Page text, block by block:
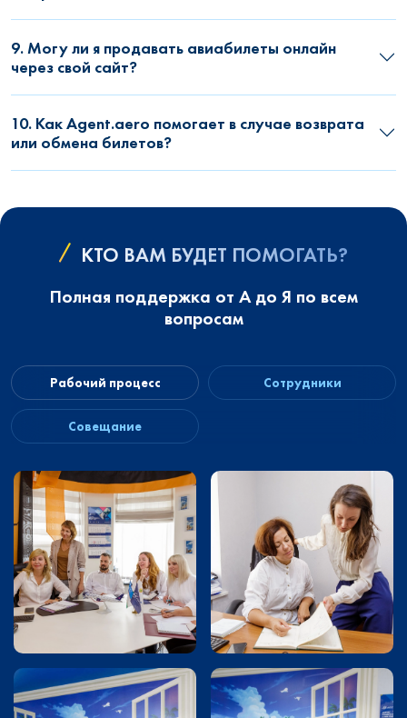
9. Могу ли я продавать авиабилеты онлайн
через свой сайт?
10. Как Agent.aero помогает в случае возврата
или обмена билетов?
КТО ВАМ БУДЕТ ПОМОГАТЬ?
Полная поддержка от А до Я по всем
вопросам
Рабочий процесс Сотрудники
Совещание